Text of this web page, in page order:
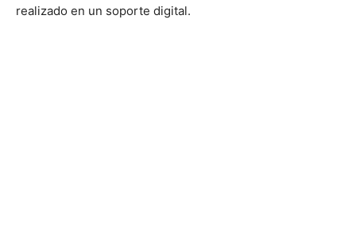
realizado en un soporte digital.